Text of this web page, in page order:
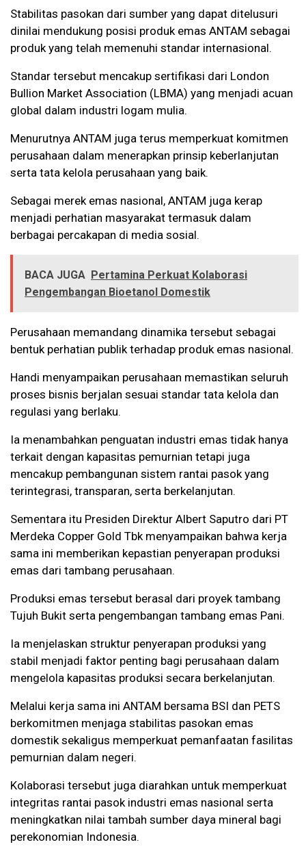
Stabilitas pasokan dari sumber yang dapat ditelusuri
dinilai mendukung posisi produk emas ANTAM sebagai
produk yang telah memenuhi standar internasional.
Standar tersebut mencakup sertifikasi dari London
Bullion Market Association (LBMA) yang menjadi acuan
global dalam industri logam mulia.
Menurutnya ANTAM juga terus memperkuat komitmen
perusahaan dalam menerapkan prinsip keberlanjutan
serta tata kelola perusahaan yang baik.
Sebagai merek emas nasional, ANTAM juga kerap
menjadi perhatian masyarakat termasuk dalam
berbagai percakapan di media sosial.
BACA JUGA Pertamina Perkuat Kolaborasi
Pengembangan Bioetanol Domestik
Perusahaan memandang dinamika tersebut sebagai
bentuk perhatian publik terhadap produk emas nasional.
Handi menyampaikan perusahaan memastikan seluruh
proses bisnis berjalan sesuai standar tata kelola dan
regulasi yang berlaku.
Ia menambahkan penguatan industri emas tidak hanya
terkait dengan kapasitas pemurnian tetapi juga
mencakup pembangunan sistem rantai pasok yang
terintegrasi, transparan, serta berkelanjutan.
Sementara itu Presiden Direktur Albert Saputro dari PT
Merdeka Copper Gold Tbk menyampaikan bahwa kerja
sama ini memberikan kepastian penyerapan produksi
emas dari tambang perusahaan.
Produksi emas tersebut berasal dari proyek tambang
Tujuh Bukit serta pengembangan tambang emas Pani.
Ia menjelaskan struktur penyerapan produksi yang
stabil menjadi faktor penting bagi perusahaan dalam
mengelola kapasitas produksi secara berkelanjutan.
Melalui kerja sama ini ANTAM bersama BSI dan PETS
berkomitmen menjaga stabilitas pasokan emas
domestik sekaligus memperkuat pemanfaatan fasilitas
pemurnian dalam negeri.
Kolaborasi tersebut juga diarahkan untuk memperkuat
integritas rantai pasok industri emas nasional serta
meningkatkan nilai tambah sumber daya mineral bagi
perekonomian Indonesia.